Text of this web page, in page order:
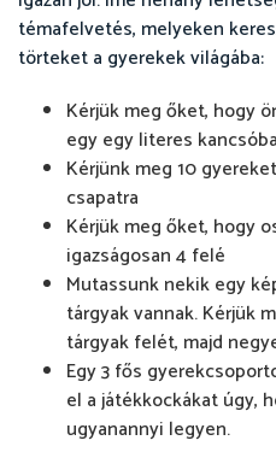
témafelvetés, melyeken
törteket a gyerekek világába:
Kérjük meg őket, hogy
egy egy literes kancsóba
Kérjünk meg 10
csapatra
Kérjük meg őket, hogy
igazságosan 4 felé
Mutassunk nekik egy
tárgyak vannak. Kérjük
tárgyak felét, majd
Egy 3 fős
el a játékkockákat úgy,
ugyanannyi legyen.